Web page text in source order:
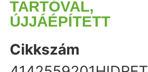
TARTÓVAL,
ÚJJÁÉPÍTETT
Cikkszám